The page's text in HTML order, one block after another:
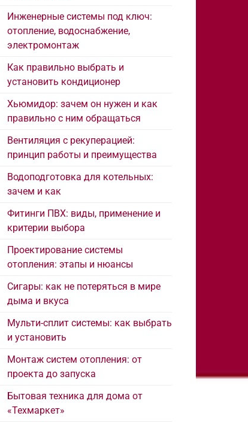
Инженерные системы под ключ:
отопление, водоснабжение,
электромонтаж
Как правильно выбрать и
установить кондиционер
Хьюмидор: зачем он нужен и как
правильно с ним обращаться
Вентиляция с рекуперацией:
принцип работы и преимущества
Водоподготовка для котельных:
зачем и как
Фитинги ПВХ: виды, применение и
критерии выбора
Проектирование системы
отопления: этапы и нюансы
Сигары: как не потеряться в мире
дыма и вкуса
Мульти-сплит системы: как выбрать
и установить
Монтаж систем отопления: от
проекта до запуска
Бытовая техника для дома от
«Техмаркет»